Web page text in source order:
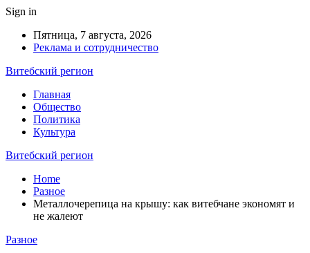
Sign in
Пятница, 7 августа, 2026
Реклама и сотрудничество
Витебский регион
Главная
Общество
Политика
Культура
Витебский регион
Home
Разное
Металлочерепица на крышу: как витебчане экономят и
не жалеют
Разное